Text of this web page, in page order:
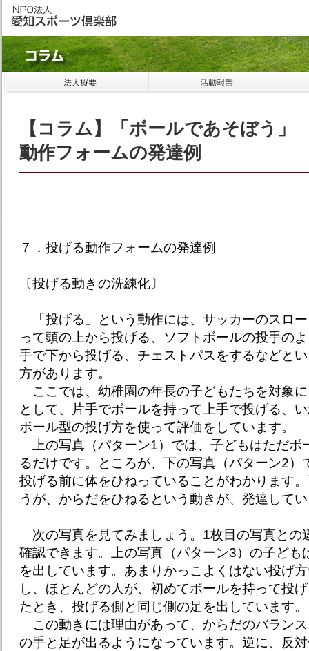
【コラム】「ボールであそぼう
動作フォームの発達例
７．投げる動作フォームの発達例
〔投げる動きの洗練化〕
「投げる」という動作には、サッカーのスロ
って頭の上から投げる、ソフトボールの投手の
手で下から投げる、チェストパスをするなどと
方があります。
ここでは、幼稚園の年長の子どもたちを対象
として、片手でボールを持って上手で投げる、
ボール型の投げ方を使って評価をしています。
上の写真（パターン1）では、子どもはただボ
るだけです。ところが、下の写真（パターン2）
投げる前に体をひねっていることがわかります
うが、からだをひねるという動きが、発達して
次の写真を見てみましょう。1枚目の写真との
確認できます。上の写真（パターン3）の子ども
を出しています。あまりかっこよくはない投げ
し、ほとんどの人が、初めてボールを持って投
たとき、投げる側と同じ側の足を出しています。
この動きには理由があって、からだのバラン
の手と足が出るようになっています。逆に、反